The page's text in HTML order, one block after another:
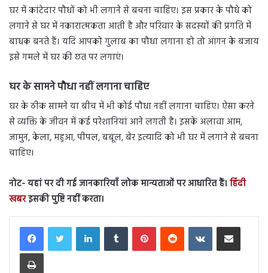
घर में कांटेदार पौधों को भी लगाने से बचना चाहिए। इस प्रकार के पौधे को
लगाने से घर में नकारात्मकता आती है और परिवार के सदस्यों की प्रगति में
बाधक बनते हैं। यदि आपको गुलाब का पौधा लगाना हो तो आंगन के बजाय
इसे गमले में घर की छत पर लगाएं।
घर के सामने पौधा नहीं लगाना चाहिए
घर के ठीक सामने या बीच में भी कोई पौधा नहीं लगाना चाहिए। ऐसा करने
से व्यक्ति के जीवन में कई परेशानियां आने लगती है। इसके अलावा आम,
जामुन, केला, महुआ, पीपल, बबूल, बेर इत्यादि को भी घर में लगाने से बचना
चाहिए।
नोट- यहां पर दी गई जानकारियाँ लोक मान्यताओं पर आधारित हैं। हिंदी
खबरइसकी पुष्टि नहीं करता।
LinkedInTumblr PinterestReddit VKontakteShare via Email
Print